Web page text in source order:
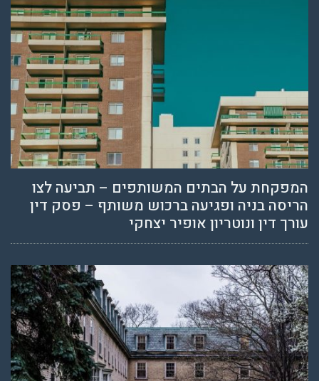
המפקחת על הבתים המשותפים – תביעה לצו
הריסה בניה ופגיעה ברכוש משותף – פסק דין
עורך דין ונוטריון אופיר יצחקי